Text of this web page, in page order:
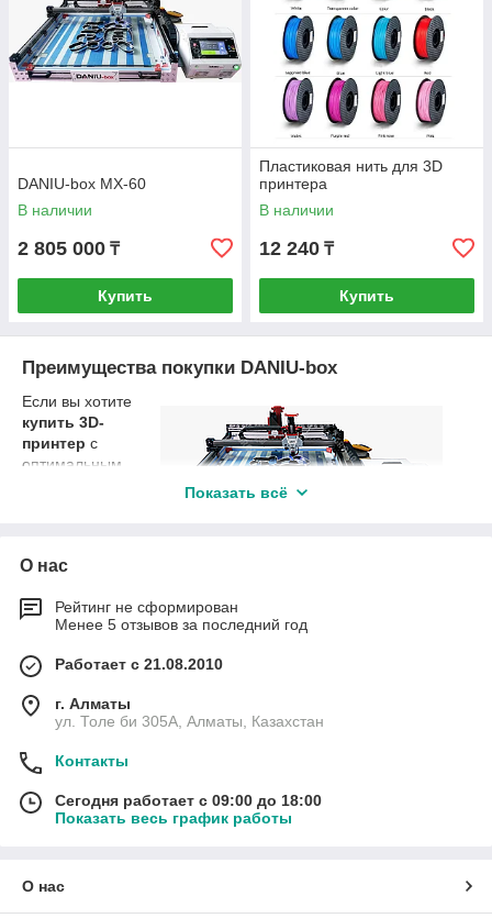
DANIU-box MX-60
В наличии
2 805 000 ₸
Купить
Пластиковая нить для 3D
принтера
В наличии
12 240 ₸
Купить
Преимущества покупки DANIU-box
Если вы хотите
купить 3D-
принтер с
оптимальным
станет идеальным решением. Модель разработана с учетом
делает её доступной для применения в образовательных
учреждениях, инженерных лабораториях и в домашних
мастерских.
Высокая точность печати
Принтер поддерживает использование
нити для 3D-принтера
создавать сложные модели с детализированной
структурой.
DANIU-box поддерживает печать с использованием
Показать всё
О нас
Рейтинг не сформирован
Менее 5 отзывов за последний год
Работает с 21.08.2010
г. Алматы
ул. Толе би 305А, Алматы, Казахстан
Контакты
Сегодня работает с 09:00 до 18:00
Показать весь график работы
О нас